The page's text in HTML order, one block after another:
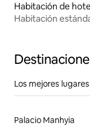
Habitación de
Habitación
Los mejores
Palacio Manhyia